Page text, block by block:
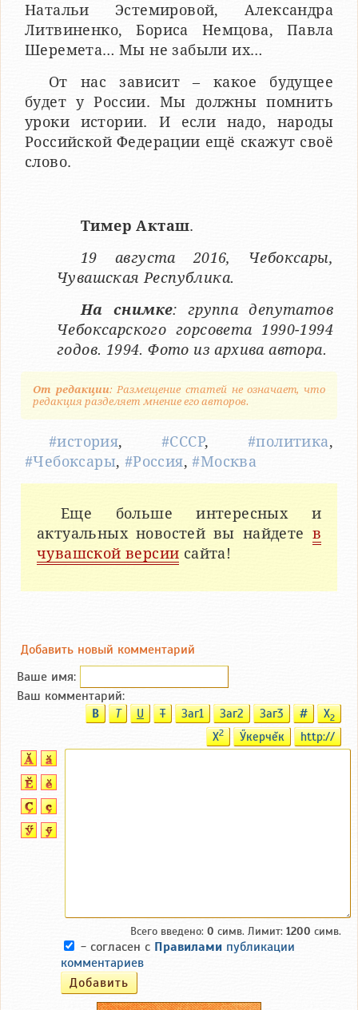
Натальи Эстемировой, Александра
Литвиненко, Бориса Немцова, Павла
Шеремета… Мы не забыли их…
От нас зависит – какое будущее
будет у России. Мы должны помнить
уроки истории. И если надо, народы
Российской Федерации ещё скажут своё
слово.
Тимер Акташ.
19 августа 2016, Чебоксары,
Чувашская Республика.
На снимке: группа депутатов
Чебоксарского горсовета 1990-1994
годов. 1994. Фото из архива автора.
От редакции: Размещение статей не означает, что
редакция разделяет мнение его авторов.
#история,#СССР, #политика,
#Чебоксары, #Россия,#Москва
Еще больше интересных и
актуальных новостей вы найдете в
чувашской версии сайта!
Добавить новый комментарий
Ваше имя:
Ваш комментарий:
B T U T Заг1 Заг2 Заг3 # X2
X2 Ӳкерчĕк http://
Всего введено: 0 симв. Лимит: 1200 симв.
- согласен с Правилами публикации
комментариев